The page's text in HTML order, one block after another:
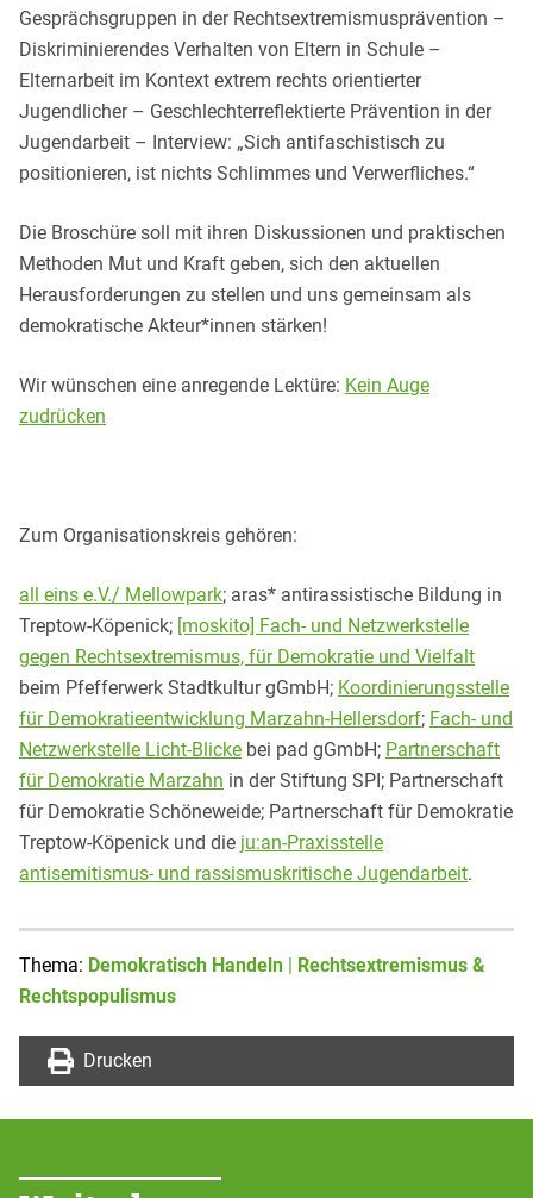
Gesprächsgruppen in der Rechtsextremismusprävention –
Diskriminierendes Verhalten von Eltern in Schule –
Elternarbeit im Kontext extrem rechts orientierter
Jugendlicher – Geschlechterreflektierte Prävention in der
Jugendarbeit – Interview: „Sich antifaschistisch zu
positionieren, ist nichts Schlimmes und Verwerfliches.“
Die Broschüre soll mit ihren Diskussionen und praktischen
Methoden Mut und Kraft geben, sich den aktuellen
Herausforderungen zu stellen und uns gemeinsam als
demokratische Akteur*innen stärken!
Wir wünschen eine anregende Lektüre: Kein Auge
zudrücken
Zum Organisationskreis gehören:
all eins e.V./ Mellowpark; aras* antirassistische Bildung in
Treptow-Köpenick; [moskito] Fach- und Netzwerkstelle
gegen Rechtsextremismus, für Demokratie und Vielfalt
beim Pfefferwerk Stadtkultur gGmbH; Koordinierungsstelle
für Demokratieentwicklung Marzahn-Hellersdorf; Fach- und
Netzwerkstelle Licht-Blicke bei pad gGmbH; Partnerschaft
für Demokratie Marzahn in der Stiftung SPI; Partnerschaft
für Demokratie Schöneweide; Partnerschaft für Demokratie
Treptow-Köpenick und die ju:an-Praxisstelle
antisemitismus- und rassismuskritische Jugendarbeit.
Thema: Demokratisch Handeln | Rechtsextremismus &
Rechtspopulismus
Drucken